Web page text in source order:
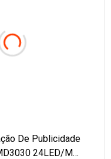
De Publicidade
24LED/M